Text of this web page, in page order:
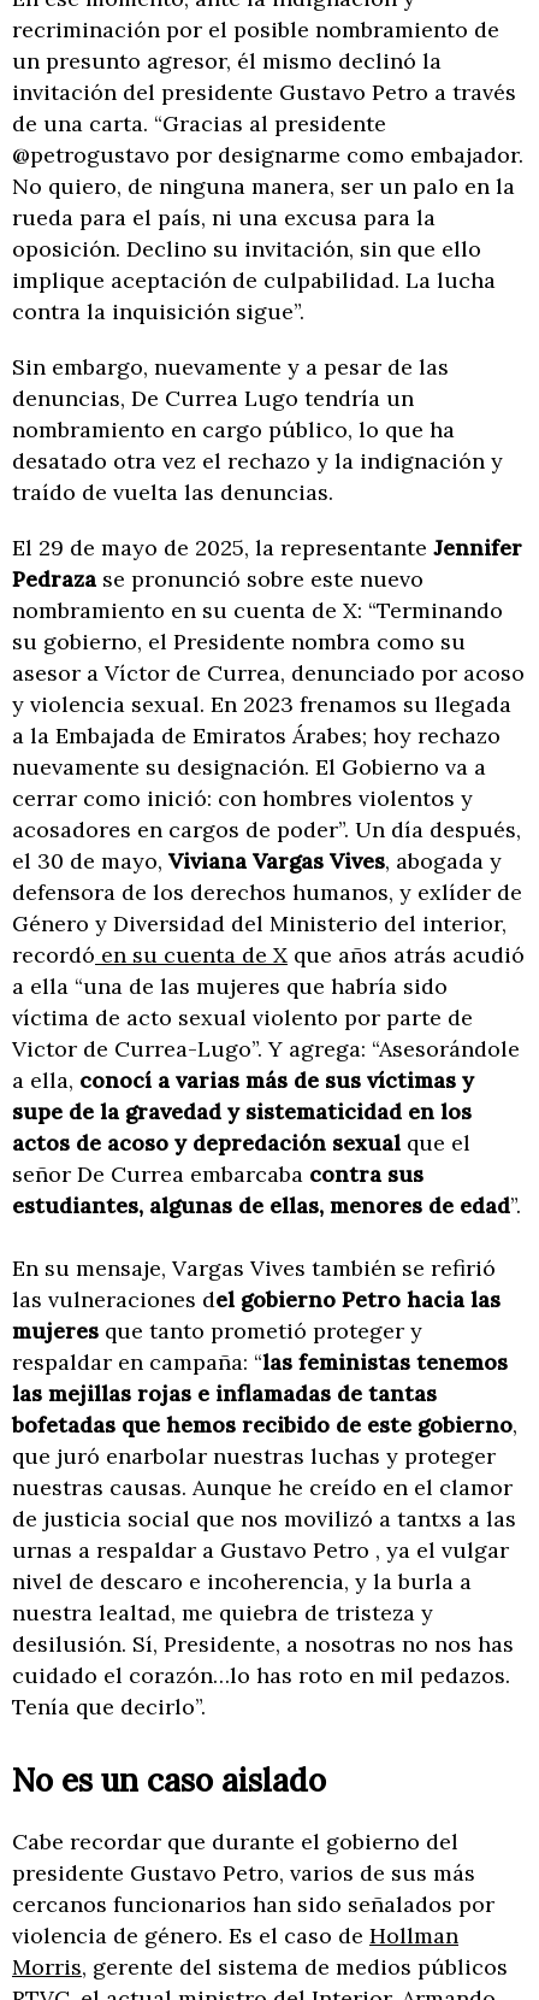
recriminación por el posible nombramiento de
un presunto agresor, él mismo declinó la
invitación del presidente Gustavo Petro a través
de una carta. “Gracias al presidente
@petrogustavo por designarme como embajador.
No quiero, de ninguna manera, ser un palo en la
rueda para el país, ni una excusa para la
oposición. Declino su invitación, sin que ello
implique aceptación de culpabilidad. La lucha
contra la inquisición sigue”.
Sin embargo, nuevamente y a pesar de las
denuncias, De Currea Lugo tendría un
nombramiento en cargo público, lo que ha
desatado otra vez el rechazo y la indignación y
traído de vuelta las denuncias.
El 29 de mayo de 2025, la representante Jennifer
Pedraza se pronunció sobre este nuevo
nombramiento en su cuenta de X: “Terminando
su gobierno, el Presidente nombra como su
asesor a Víctor de Currea, denunciado por acoso
y violencia sexual. En 2023 frenamos su llegada
a la Embajada de Emiratos Árabes; hoy rechazo
nuevamente su designación. El Gobierno va a
cerrar como inició: con hombres violentos y
acosadores en cargos de poder”. Un día después,
el 30 de mayo, Viviana Vargas Vives, abogada y
defensora de los derechos humanos, y exlíder de
Género y Diversidad del Ministerio del interior,
recordó en su cuenta de X que años atrás acudió
a ella “una de las mujeres que habría sido
víctima de acto sexual violento por parte de
Victor de Currea-Lugo”. Y agrega: “Asesorándole
a ella, conocí a varias más de sus víctimas y
supe de la gravedad y sistematicidad en los
actos de acoso y depredación sexual que el
señor De Currea embarcaba contra sus
estudiantes, algunas de ellas, menores de edad”.
En su mensaje, Vargas Vives también se refirió
las vulneraciones del gobierno Petro hacia las
mujeres que tanto prometió proteger y
respaldar en campaña: “las feministas tenemos
las mejillas rojas e inflamadas de tantas
bofetadas que hemos recibido de este gobierno,
que juró enarbolar nuestras luchas y proteger
nuestras causas. Aunque he creído en el clamor
de justicia social que nos movilizó a tantxs a las
urnas a respaldar a Gustavo Petro , ya el vulgar
nivel de descaro e incoherencia, y la burla a
nuestra lealtad, me quiebra de tristeza y
desilusión. Sí, Presidente, a nosotras no nos has
cuidado el corazón…lo has roto en mil pedazos.
Tenía que decirlo”.
No es un caso aislado
Cabe recordar que durante el gobierno del
presidente Gustavo Petro, varios de sus más
cercanos funcionarios han sido señalados por
violencia de género. Es el caso de Hollman
Morris, gerente del sistema de medios públicos